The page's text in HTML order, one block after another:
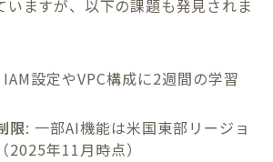
いますが、以下の課題も発見されま
IAM設定やVPC構成に2週間の学習
限: 一部AI機能は米国東部リージョ
2025年11月時点）